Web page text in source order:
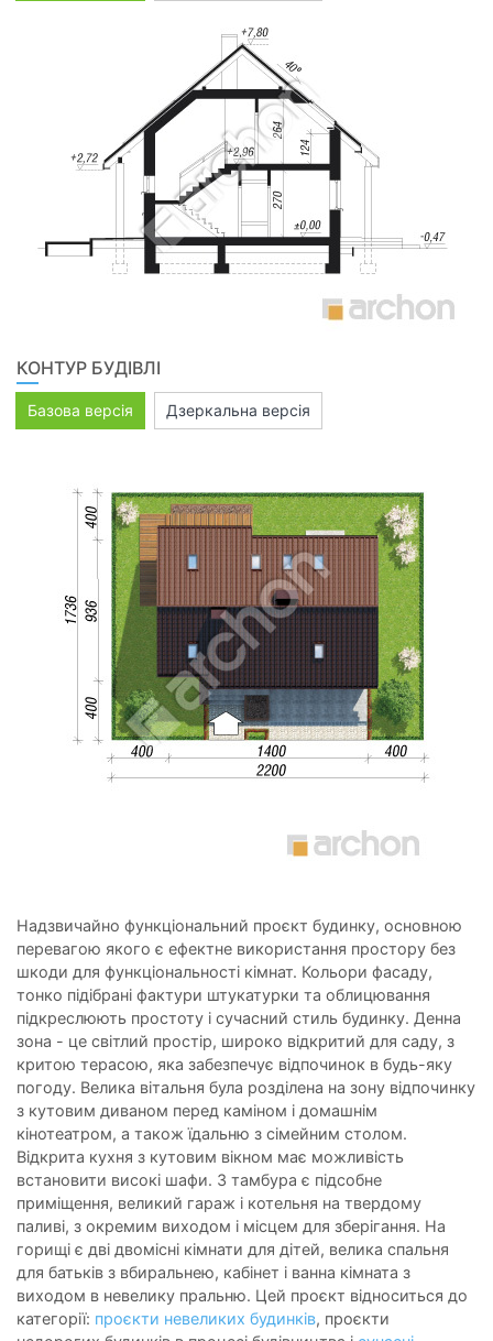
КОНТУР БУДІВЛІ
Базова версія Дзеркальна версія
Надзвичайно функціональний проєкт будинку, основною
перевагою якого є ефектне використання простору без
шкоди для функціональності кімнат. Кольори фасаду,
тонко підібрані фактури штукатурки та облицювання
підкреслюють простоту і сучасний стиль будинку. Денна
зона - це світлий простір, широко відкритий для саду, з
критою терасою, яка забезпечує відпочинок в будь-яку
погоду. Велика вітальня була розділена на зону відпочинку
з кутовим диваном перед каміном і домашнім
кінотеатром, а також їдальню з сімейним столом.
Відкрита кухня з кутовим вікном має можливість
встановити високі шафи. З тамбура є підсобне
приміщення, великий гараж і котельня на твердому
паливі, з окремим виходом і місцем для зберігання. На
горищі є дві двомісні кімнати для дітей, велика спальня
для батьків з вбиральнею, кабінет і ванна кімната з
виходом в невелику пральню. Цей проєкт відноситься до
категорії: проєкти невеликих будинків, проєкти